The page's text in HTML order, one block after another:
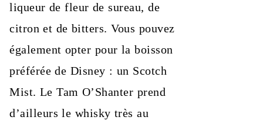
liqueur de fleur de sureau, de
citron et de bitters. Vous pouvez
également opter pour la boisson
préférée de Disney : un Scotch
Mist. Le Tam O’Shanter prend
d’ailleurs le whisky très au